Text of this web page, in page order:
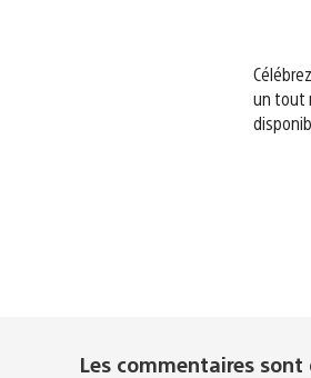
un tout
Les commentaires sont